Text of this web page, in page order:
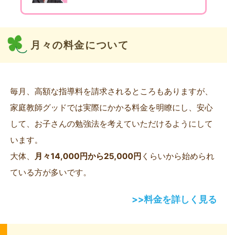
月々の料金について
毎月、高額な指導料を請求されるところもありますが、
家庭教師グッドでは実際にかかる料金を明瞭にし、安心
して、お子さんの勉強法を考えていただけるようにして
います。
大体、 月々14,000円から25,000円 くらいから始められ
ている方が多いです。
>>料金を詳しく見る